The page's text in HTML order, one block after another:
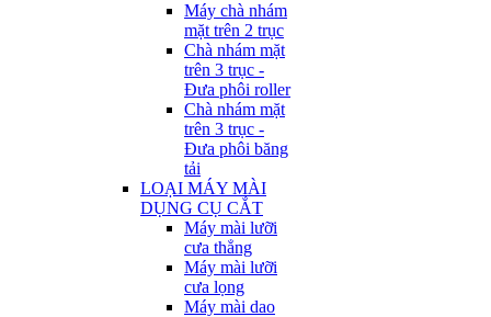
Máy chà nhám
mặt trên 2 trục
Chà nhám mặt
trên 3 trục -
Đưa phôi roller
Chà nhám mặt
trên 3 trục -
Đưa phôi băng
tải
LOẠI MÁY MÀI
DỤNG CỤ CẮT
Máy mài lưỡi
cưa thẳng
Máy mài lưỡi
cưa lọng
Máy mài dao